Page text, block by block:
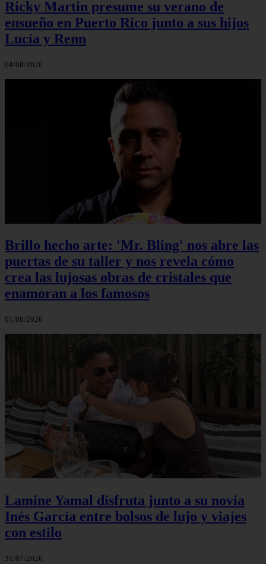
Ricky Martin presume su verano de
ensueño en Puerto Rico junto a sus hijos
Lucía y Renn
04/08/2026
Brillo hecho arte: 'Mr. Bling' nos abre las
puertas de su taller y nos revela cómo
crea las lujosas obras de cristales que
enamoran a los famosos
01/08/2026
Lamine Yamal disfruta junto a su novia
Inés García entre bolsos de lujo y viajes
con estilo
31/07/2026